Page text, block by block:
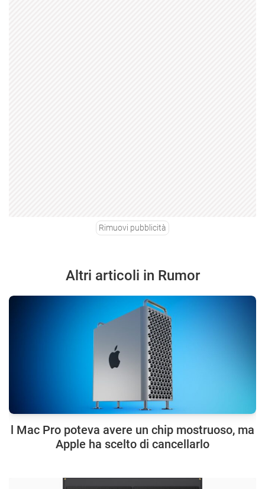
Rimuovi pubblicità
Altri articoli in Rumor
l Mac Pro poteva avere un chip mostruoso, ma
Apple ha scelto di cancellarlo